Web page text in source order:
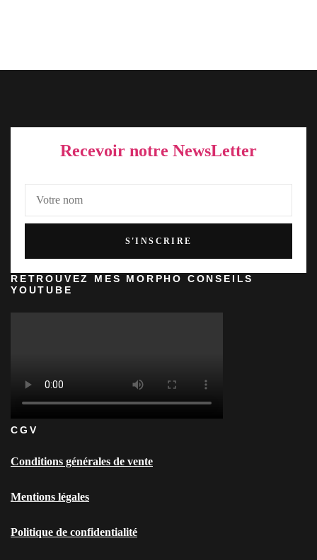
Recevoir notre NewsLetter
RETROUVEZ MES MORPHO CONSEILS
YOUTUBE
CGV
Conditions générales de vente
Mentions légales
Politique de confidentialité